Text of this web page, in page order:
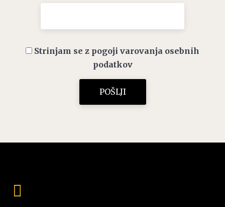
Strinjam se z pogoji varovanja osebnih
podatkov